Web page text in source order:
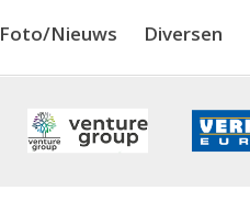
Foto/Nieuws Diversen